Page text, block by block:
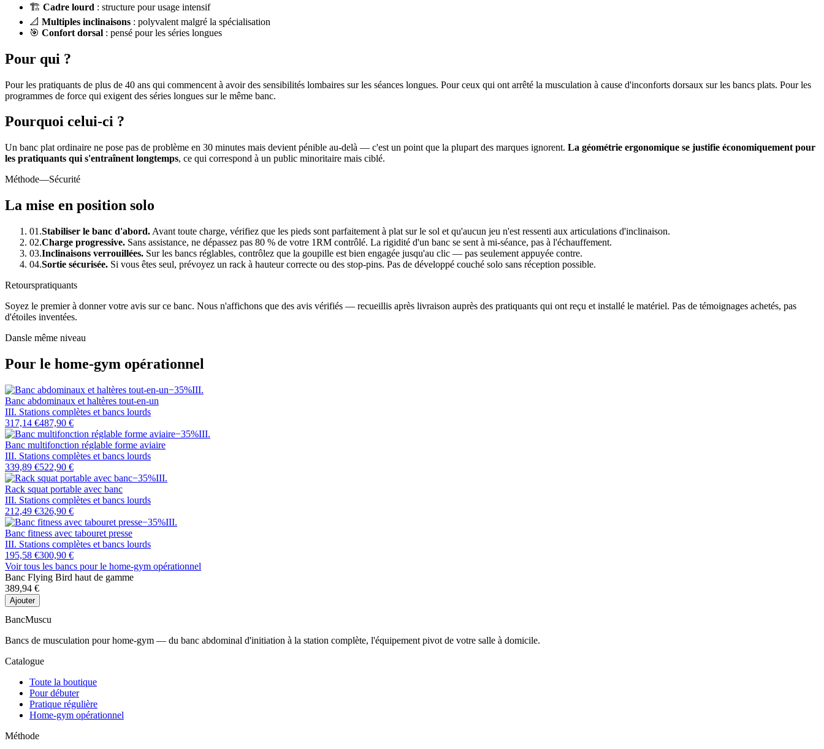
🏗️ Cadre lourd : structure pour usage intensif
📐 Multiples inclinaisons : polyvalent malgré la spécialisation
🎯 Confort dorsal : pensé pour les séries longues
Pour qui ?
Pour les pratiquants de plus de 40 ans qui commencent à avoir des sensibilités lombaires sur les séances longues. Pour ceux qui ont arrêté la musculation à cause d'inconforts dorsaux sur les bancs plats. Pour les
programmes de force qui exigent des séries longues sur le même banc.
Pourquoi celui-ci ?
Un banc plat ordinaire ne pose pas de problème en 30 minutes mais devient pénible au-delà — c'est un point que la plupart des marques ignorent. La géométrie ergonomique se justifie économiquement pour
les pratiquants qui s'entraînent longtemps, ce qui correspond à un public minoritaire mais ciblé.
Méthode—Sécurité
La mise en position solo
01.Stabiliser le banc d'abord. Avant toute charge, vérifiez que les pieds sont parfaitement à plat sur le sol et qu'aucun jeu n'est ressenti aux articulations d'inclinaison.
02.Charge progressive. Sans assistance, ne dépassez pas 80 % de votre 1RM contrôlé. La rigidité d'un banc se sent à mi-séance, pas à l'échauffement.
03.Inclinaisons verrouillées. Sur les bancs réglables, contrôlez que la goupille est bien engagée jusqu'au clic — pas seulement appuyée contre.
04.Sortie sécurisée. Si vous êtes seul, prévoyez un rack à hauteur correcte ou des stop-pins. Pas de développé couché solo sans réception possible.
Retourspratiquants
Soyez le premier à donner votre avis sur ce banc. Nous n'affichons que des avis vérifiés — recueillis après livraison auprès des pratiquants qui ont reçu et installé le matériel. Pas de témoignages achetés, pas
d'étoiles inventées.
Dansle même niveau
Pour le home-gym opérationnel
−35%III.
Banc abdominaux et haltères tout-en-un
III. Stations complètes et bancs lourds
317,14 €487,90 €
−35%III.
Banc multifonction réglable forme aviaire
III. Stations complètes et bancs lourds
339,89 €522,90 €
−35%III.
Rack squat portable avec banc
III. Stations complètes et bancs lourds
212,49 €326,90 €
−35%III.
Banc fitness avec tabouret presse
III. Stations complètes et bancs lourds
195,58 €300,90 €
Voir tous les bancs pour le home-gym opérationnel
Banc Flying Bird haut de gamme
389,94 €
Ajouter
BancMuscu
Bancs de musculation pour home-gym — du banc abdominal d'initiation à la station complète, l'équipement pivot de votre salle à domicile.
Catalogue
Toute la boutique
Pour débuter
Pratique régulière
Home-gym opérationnel
Méthode